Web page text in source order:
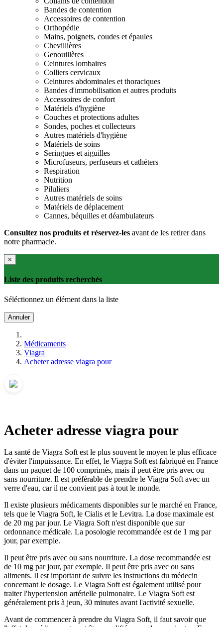
Bandes de contention
Accessoires de contention
Orthopédie
Mains, poignets, coudes et épaules
Chevillières
Genouillères
Ceintures lombaires
Colliers cervicaux
Ceintures abdominales et thoraciques
Bandes d'immobilisation et autres produits
Accessoires de confort
Matériels d'hygiène
Couches et protections adultes
Sondes, poches et collecteurs
Autres matériels d'hygiène
Matériels de soins
Seringues et aiguilles
Microfuseurs, perfuseurs et cathéters
Respiration
Nutrition
Piluliers
Autres matériels de soins
Matériels de déplacement
Cannes, béquilles et déambulateurs
Consultez nos produits et réservez-les avant de les retirer dans
notre pharmacie.
×
Liste des produits recherchés
Séléctionnez un élément dans la liste
Annuler
Médicaments
Viagra
Acheter adresse viagra pour
Acheter adresse viagra pour
La santé de Viagra Soft est le plus souvent le moyen le plus efficace
d'éviter l'impuissance. En effet, le Viagra Soft est fabriqué en France
dans un paquet de 100 comprimés, mais il peut être pris avec ou
sans nourriture. Il est préférable de prendre le Viagra Soft avec un
verre d'eau, car il ne convient pas à tout le monde.
Il existe plusieurs médicaments disponibles sur le marché en France,
tels que le Viagra Soft, le Cialis et le Levitra. La dose maximale est
de 20 mg par jour. Le Viagra Soft n'est disponible que sur
ordonnance médicale. La posologie recommandée est de 1 mg par
jour, par exemple.
Il peut être pris avec ou sans nourriture. La dose recommandée est
de 10 mg par jour, par exemple. Il peut être pris avec ou sans
aliments. Il est important de suivre les instructions du médecin
concernant le dosage. Le Viagra Soft est également utilisé pour
traiter l'hypertension artérielle pulmonaire. Le Viagra Soft est
généralement pris à jeun, 30 minutes avant l'activité sexuelle.
Avant de commencer à prendre du Viagra Soft, il faut savoir que